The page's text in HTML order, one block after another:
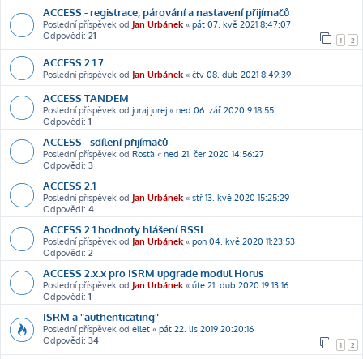
ACCESS - registrace, párování a nastavení přijímačů
Poslední příspěvek od Jan Urbánek « pát 07. kvě 2021 8:47:07
Odpovědi: 21 1 2
ACCESS 2.1.7
Poslední příspěvek od Jan Urbánek « čtv 08. dub 2021 8:49:39
ACCESS TANDEM
Poslední příspěvek od juraj.jurej « ned 06. zář 2020 9:18:55
Odpovědi: 1
ACCESS - sdílení přijímačů
Poslední příspěvek od Rosťa « ned 21. čer 2020 14:56:27
Odpovědi: 3
ACCESS 2.1
Poslední příspěvek od Jan Urbánek « stř 13. kvě 2020 15:25:29
Odpovědi: 4
ACCESS 2.1 hodnoty hlášení RSSI
Poslední příspěvek od Jan Urbánek « pon 04. kvě 2020 11:23:53
Odpovědi: 2
ACCESS 2.x.x pro ISRM upgrade modul Horus
Poslední příspěvek od Jan Urbánek « úte 21. dub 2020 19:13:16
Odpovědi: 1
ISRM a "authenticating"
Poslední příspěvek od ellet « pát 22. lis 2019 20:20:16
Odpovědi: 34 1 2